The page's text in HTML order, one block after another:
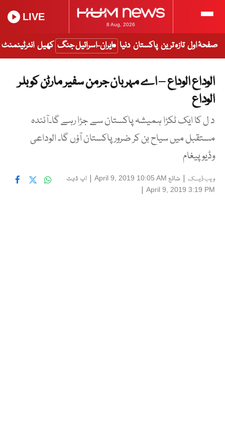
8 Aug, 2026
LIVE
صفحۂ اول تازہ ترین پاکستان دنیا ایران-اسرائیل جنگ کھیل انٹرٹینمنٹ
الوداع الوداع – اے مہربان جرمن سفیر مارٹن کوبلر
الوداع
د ل کا ایک ٹکڑا ہمیشہ پاکستان سے جڑا رہے گا۔آئندہ
مستقبل میں سیاح بن کر ضرور پاکستان آؤں گا۔ الوداعی
وڈیو پیغام
ویب ڈیسک | شائع April 9, 2019 10:05 AM
| اپ ڈیٹ
April 9, 2019 3:19 PM
|